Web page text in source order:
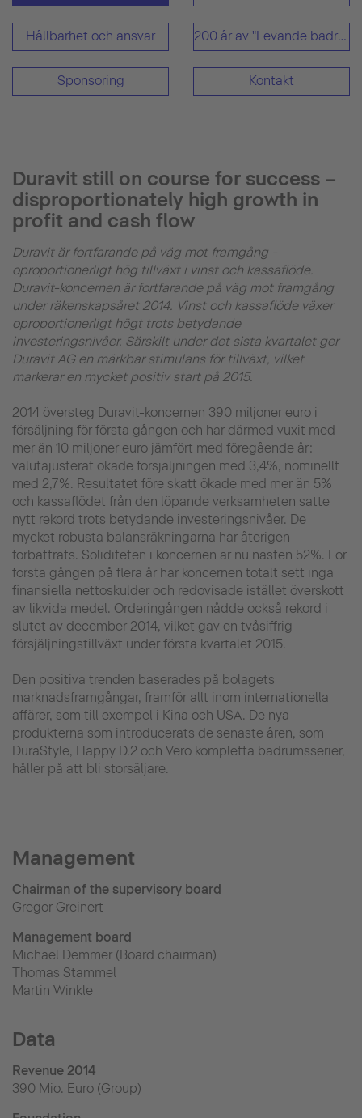
Hållbarhet och ansvar 200 år av "Levande badrum"
Sponsoring Kontakt
Duravit still on course for success –
disproportionately high growth in
profit and cash flow
Duravit är fortfarande på väg mot framgång -
oproportionerligt hög tillväxt i vinst och kassaflöde.
Duravit-koncernen är fortfarande på väg mot framgång
under räkenskapsåret 2014. Vinst och kassaflöde växer
oproportionerligt högt trots betydande
investeringsnivåer. Särskilt under det sista kvartalet ger
Duravit AG en märkbar stimulans för tillväxt, vilket
markerar en mycket positiv start på 2015.
2014 översteg Duravit-koncernen 390 miljoner euro i
försäljning för första gången och har därmed vuxit med
mer än 10 miljoner euro jämfört med föregående år:
valutajusterat ökade försjäljningen med 3,4%, nominellt
med 2,7%. Resultatet före skatt ökade med mer än 5%
och kassaflödet från den löpande verksamheten satte
nytt rekord trots betydande investeringsnivåer. De
mycket robusta balansräkningarna har återigen
förbättrats. Soliditeten i koncernen är nu nästen 52%. För
första gången på flera år har koncernen totalt sett inga
finansiella nettoskulder och redovisade istället överskott
av likvida medel. Orderingången nådde också rekord i
slutet av december 2014, vilket gav en tvåsiffrig
försjäljningstillväxt under första kvartalet 2015.
Den positiva trenden baserades på bolagets
marknadsframgångar, framför allt inom internationella
affärer, som till exempel i Kina och USA. De nya
produkterna som introducerats de senaste åren, som
DuraStyle, Happy D.2 och Vero kompletta badrumsserier,
håller på att bli storsäljare.
Management
Chairman of the supervisory board
Gregor Greinert
Management board
Michael Demmer (Board chairman)
Thomas Stammel
Martin Winkle
Data
Revenue 2014
390 Mio. Euro (Group)